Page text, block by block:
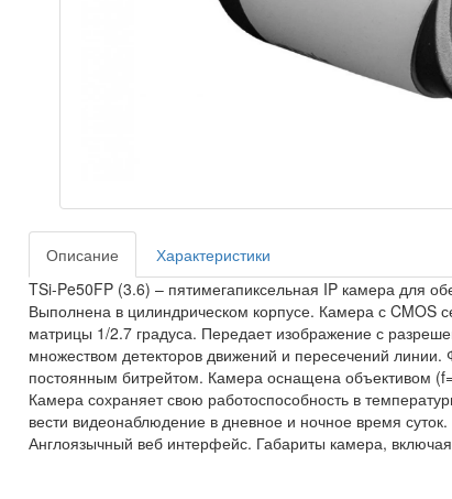
Описание
Характеристики
TSi-Pe50FP (3.6) – пятимегапиксельная IP камера для
Выполнена в цилиндрическом корпусе. Камера с CMOS
матрицы 1/2.7 градуса. Передает изображение с
множеством детекторов движений и пересечений
постоянным битрейтом. Камера оснащена объективом
Камера сохраняет свою работоспособность в
вести видеонаблюдение в дневное и ночное время
Англоязычный веб интерфейс. Габариты камера,